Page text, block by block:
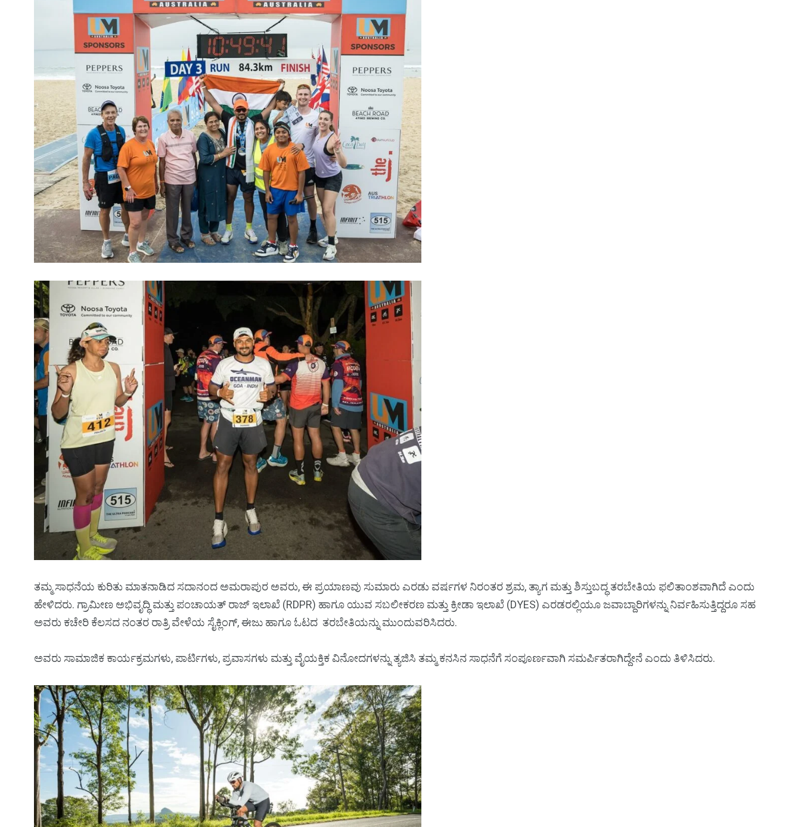
ತಮ್ಮ ಸಾಧನೆಯ ಕುರಿತು ಮಾತನಾಡಿದ ಸದಾನಂದ ಅಮರಾಪುರ ಅವರು, ಈ ಪ್ರಯಾಣವು ಸುಮಾರು ಎರಡು ವರ್ಷಗಳ ನಿರಂತರ ಶ್ರಮ, ತ್ಯಾಗ ಮತ್ತು ಶಿಸ್ತುಬದ್ಧ ತರಬೇತಿಯ ಫಲಿತಾಂಶವಾಗಿದೆ ಎಂದು
ಹೇಳಿದರು. ಗ್ರಾಮೀಣ ಅಭಿವೃದ್ಧಿ ಮತ್ತು ಪಂಚಾಯತ್ ರಾಜ್ ಇಲಾಖೆ (RDPR) ಹಾಗೂ ಯುವ ಸಬಲೀಕರಣ ಮತ್ತು ಕ್ರೀಡಾ ಇಲಾಖೆ (DYES) ಎರಡರಲ್ಲಿಯೂ ಜವಾಬ್ದಾರಿಗಳನ್ನು ನಿರ್ವಹಿಸುತ್ತಿದ್ದರೂ ಸಹ
ಅವರು ಕಚೇರಿ ಕೆಲಸದ ನಂತರ ರಾತ್ರಿ ವೇಳೆಯ ಸೈಕ್ಲಿಂಗ್, ಈಜು ಹಾಗೂ ಓಟದ ತರಬೇತಿಯನ್ನು ಮುಂದುವರಿಸಿದರು.
ಅವರು ಸಾಮಾಜಿಕ ಕಾರ್ಯಕ್ರಮಗಳು, ಪಾರ್ಟಿಗಳು, ಪ್ರವಾಸಗಳು ಮತ್ತು ವೈಯಕ್ತಿಕ ವಿನೋದಗಳನ್ನು ತ್ಯಜಿಸಿ ತಮ್ಮ ಕನಸಿನ ಸಾಧನೆಗೆ ಸಂಪೂರ್ಣವಾಗಿ ಸಮರ್ಪಿತರಾಗಿದ್ದೇನೆ ಎಂದು ತಿಳಿಸಿದರು.